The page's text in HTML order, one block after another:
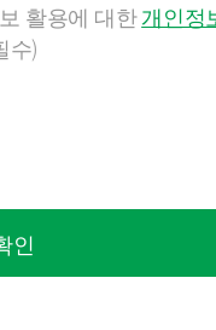
활용에 대한개인정
수)
인